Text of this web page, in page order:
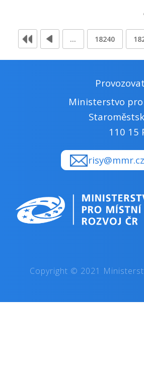
… 18240
Ministerstvo
110 15
risy@mmr.cz
Copyright © 2021